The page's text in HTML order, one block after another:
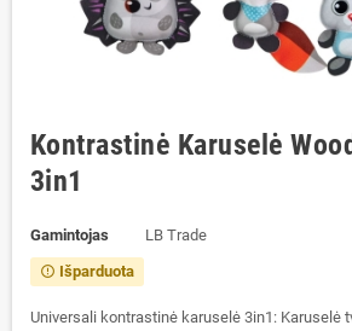
Kontrastinė Karuselė
3in1
Gamintojas LB Trade
error_outline Išparduota
Universali kontrastinė karuselė 3in1: Karuselė